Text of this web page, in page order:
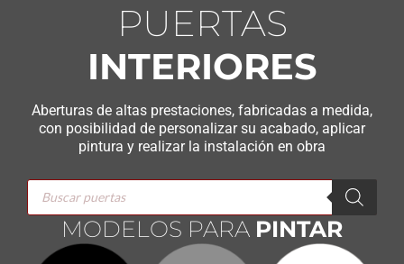
PUERTAS
INTERIORES
Aberturas de altas prestaciones, fabricadas a medida,
con posibilidad de personalizar su acabado, aplicar
pintura y realizar la instalación en obra
Búsqueda
productos
MODELOS PARA PINTAR